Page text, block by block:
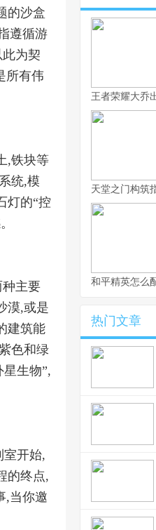
的沙盒
遵循游
为契
所有伟
,铁块等
统,模
灯的“控
种主要
漠,或是
建筑能
色和绿
生物”,
室开始,
的终点,
,当你邀
王者荣耀大乔
天堂之门构筑
和平精英怎么
热门文章